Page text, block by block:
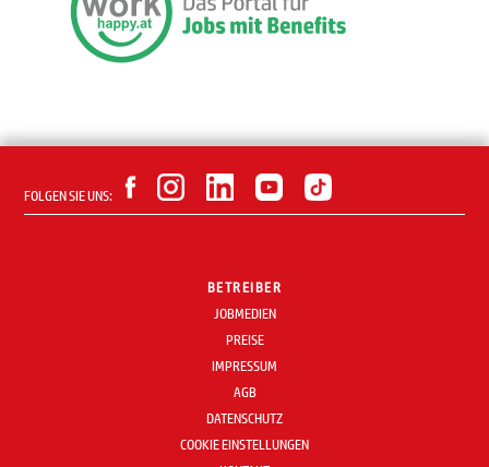
FOLGEN SIE UNS:
BETREIBER
JOBMEDIEN
PREISE
IMPRESSUM
AGB
DATENSCHUTZ
COOKIE EINSTELLUNGEN